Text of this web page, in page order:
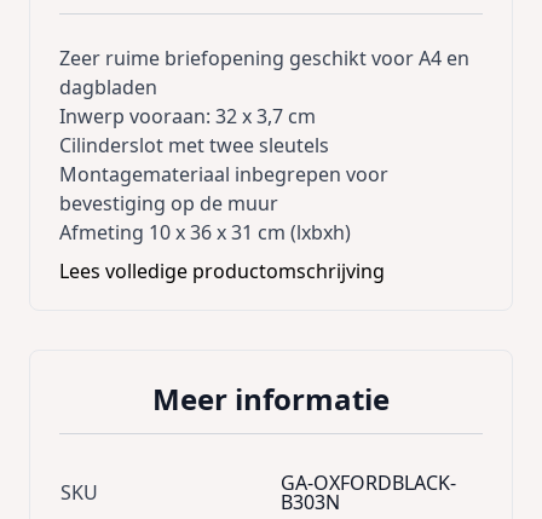
Zeer ruime briefopening geschikt voor A4 en
dagbladen
Inwerp vooraan: 32 x 3,7 cm
Cilinderslot met twee sleutels
Montagemateriaal inbegrepen voor
bevestiging op de muur
Afmeting 10 x 36 x 31 cm (lxbxh)
Lees volledige productomschrijving
Meer informatie
SKU GA-OXFORDBLACK-
B303N